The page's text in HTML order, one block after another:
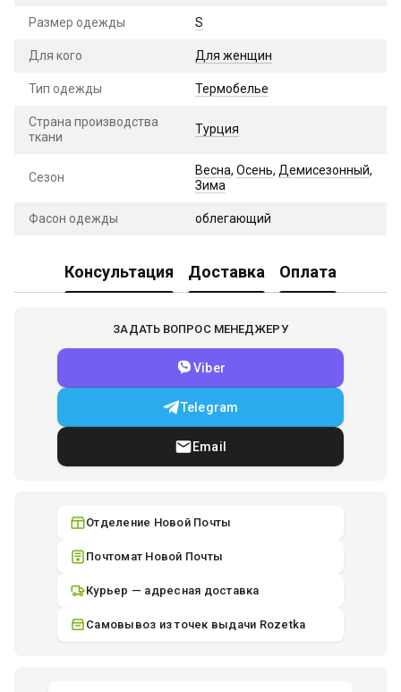
Размер одежды S
Для кого Для женщин
Тип одежды Термобелье
Страна производства
ткани
Турция
Сезон Весна, Осень, Демисезонный,
Зима
Фасон одежды облегающий
Консультация Доставка Оплата
ЗАДАТЬ ВОПРОС МЕНЕДЖЕРУ
Viber
Telegram
Email
Отделение Новой Почты
Почтомат Новой Почты
Курьер — адресная доставка
Самовывоз из точек выдачи Rozetka